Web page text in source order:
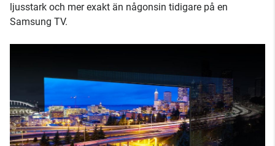
ljusstark och mer exakt än någonsin tidigare på en
Samsung TV.